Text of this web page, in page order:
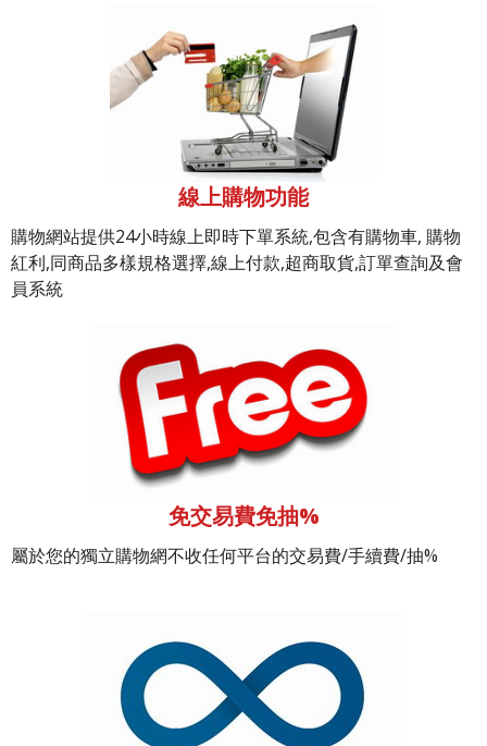
線上購物功能
購物網站提供24小時線上即時下單系統,包含有購物車, 購物
紅利,同商品多樣規格選擇,線上付款,超商取貨,訂單查詢及會
員系統
免交易費免抽%
屬於您的獨立購物網不收任何平台的交易費/手續費/抽%